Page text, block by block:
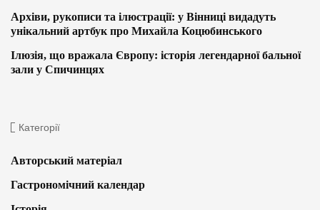
Архіви, рукописи та ілюстрації: у Вінниці видадуть
унікальний артбук про Михайла Коцюбинського
Ілюзія, що вражала Європу: історія легендарної бальної
зали у Спичинцях
Категорії
Авторський матеріал
Гастрономічний календар